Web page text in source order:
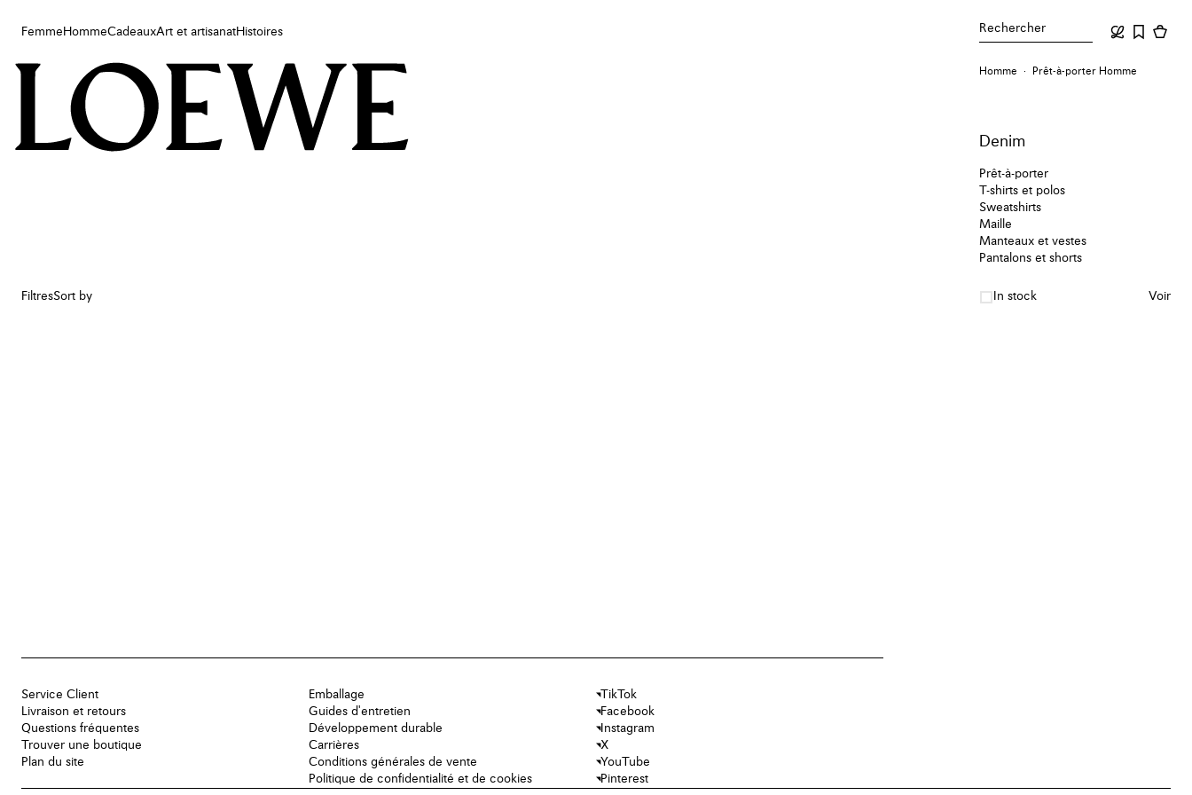
Femme HommeCadeauxArt et artisanatHistoires Rechercher
Femme
Art et artisanat
Homme Prêt-à-porter Homme
Denim
Prêt-à-porter
T-shirts et polos
Sweatshirts
Maille
Manteaux et vestes
Pantalons et shorts
FiltresSort by In stock Voir
Service Client
Livraison et retours
Questions fréquentes
Trouver une boutique
Plan du site
Emballage
Guides d'entretien
Développement durable
Carrières
Conditions générales de vente
Politique de confidentialité et de cookies
TikTok
Facebook
Instagram
X
YouTube
Pinterest